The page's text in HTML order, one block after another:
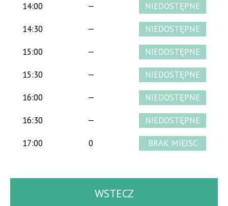
14:00 —
14:30 —
15:00 —
15:30 —
16:00 —
16:30 —
17:00 0
WSTECZ